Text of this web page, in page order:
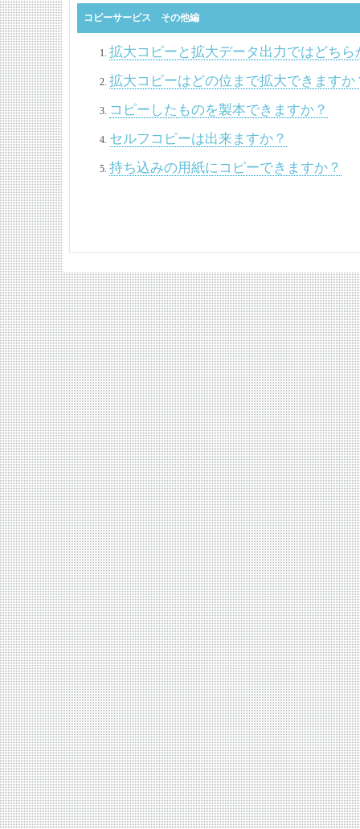
コピーサービス その他編
拡大コピーと拡大データ出力ではどちら
拡大コピーはどの位まで拡大できますか
コピーしたものを製本できますか？
セルフコピーは出来ますか？
持ち込みの用紙にコピーできますか？